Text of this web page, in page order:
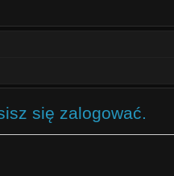
się zalogować.